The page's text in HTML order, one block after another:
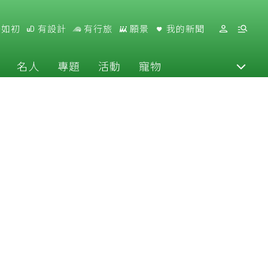
初 有設計 有行旅 願景 我的新聞
名人 專題 活動 寵物